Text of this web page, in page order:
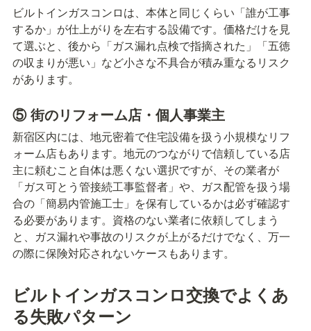
ビルトインガスコンロは、本体と同じくらい「誰が工事
するか」が仕上がりを左右する設備です。価格だけを見
て選ぶと、後から「ガス漏れ点検で指摘された」「五徳
の収まりが悪い」など小さな不具合が積み重なるリスク
があります。
⑤ 街のリフォーム店・個人事業主
新宿区内には、地元密着で住宅設備を扱う小規模なリフ
ォーム店もあります。地元のつながりで信頼している店
主に頼むこと自体は悪くない選択ですが、その業者が
「ガス可とう管接続工事監督者」や、ガス配管を扱う場
合の「簡易内管施工士」を保有しているかは必ず確認す
る必要があります。資格のない業者に依頼してしまう
と、ガス漏れや事故のリスクが上がるだけでなく、万一
の際に保険対応されないケースもあります。
ビルトインガスコンロ交換でよくあ
る失敗パターン